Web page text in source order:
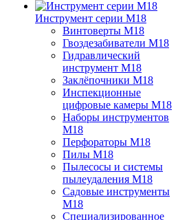
Инструмент серии M18
Винтоверты M18
Гвоздезабиватели M18
Гидравлический
инструмент M18
Заклёпочники M18
Инспекционные
цифровые камеры M18
Наборы инструментов
M18
Перфораторы M18
Пилы M18
Пылесосы и системы
пылеудаления M18
Садовые инструменты
M18
Специализированное